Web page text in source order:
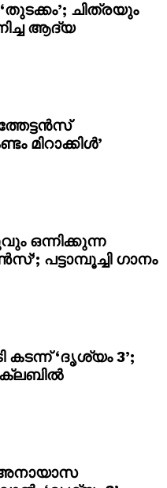
ചിത്രയും
ആദ്യ
മിറാക്കിൾ’
ഒന്നിക്കുന്ന
പട്ടാമ്പൂച്ചി ഗാനം
കടന്ന് ‘ദൃശ്യം 3’;
ക്ലബിൽ